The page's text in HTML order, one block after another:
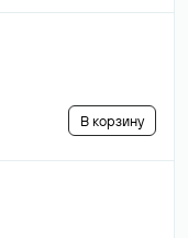
В корзину